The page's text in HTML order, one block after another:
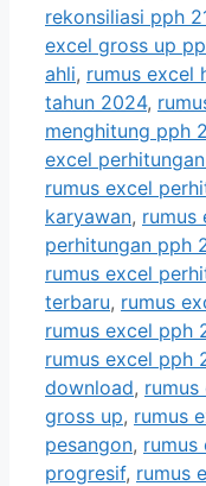
rekonsiliasi pph
excel gross up
ahli, rumus excel
tahun 2024,
menghitung pph
excel
rumus excel
karyawan, rumus
perhitungan pph
rumus excel
terbaru, rumus
rumus excel pph
rumus excel pph
download, rumus
gross up, rumus
pesangon, rumus
progresif, rumus